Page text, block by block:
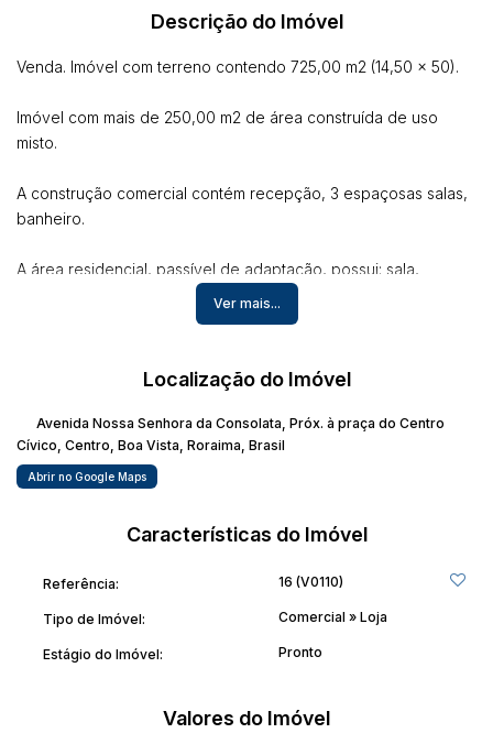
Descrição do Imóvel
Venda. Imóvel com terreno contendo 725,00 m2 (14,50 x 50).
Imóvel com mais de 250,00 m2 de área construída de uso
misto.
A construção comercial contém recepção, 3 espaçosas salas,
banheiro.
A área residencial, passível de adaptação, possui: sala,
cozinha, 2 dormitórios sendo 1 suíte, banheiro social, área de
serviço, garagem para 3 veículos, amplo quintal e área anexa.
Ótima localização, próxima ao Centro Cívico e local fácil de
Para mais informações, entrar em contato com Alexandre
Freitas Imob. Creci RR 450 J. Fone: (95) 99121-9100.
Ver mais...
Localização do Imóvel
Avenida Nossa Senhora da Consolata Próx. à praça do Centro
Cívico Centro Boa Vista Roraima Brasil
Abrir no Google Maps
Características do Imóvel
Referência: 16 (V0110)
Tipo de Imóvel: Comercial » Loja
Estágio do Imóvel: Pronto
Valores do Imóvel